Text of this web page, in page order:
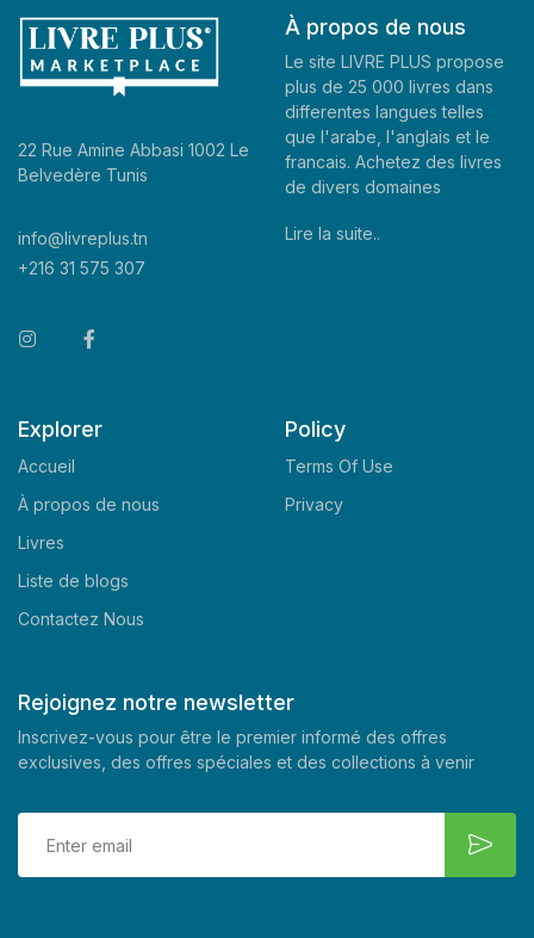
22 Rue Amine Abbasi 1002 Le
Belvedère Tunis
info@livreplus.tn
+216 31 575 307
À propos de nous
Le site LIVRE PLUS propose
plus de 25 000 livres dans
differentes langues telles
que l'arabe, l'anglais et le
francais. Achetez des livres
de divers domaines
Lire la suite..
Explorer
Accueil
À propos de nous
Livres
Liste de blogs
Contactez Nous
Policy
Terms Of Use
Privacy
Rejoignez notre newsletter
Inscrivez-vous pour être le premier informé des offres
exclusives, des offres spéciales et des collections à venir